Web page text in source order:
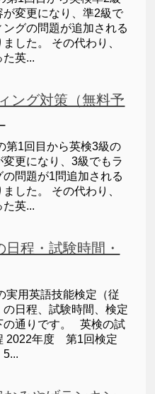
が変更になり、準2級で
ングの問題が追加される
した。 その代わり、
た英...
ング対策（無料予
第1回目から英検3級の
変更になり、3級でもラ
の問題が1問追加される
した。 その代わり、
た英...
程・試験時間・
実用英語技能検定（従
の日程、試験時間、検定
の通りです。 英検の試
2022年度 第1回検定